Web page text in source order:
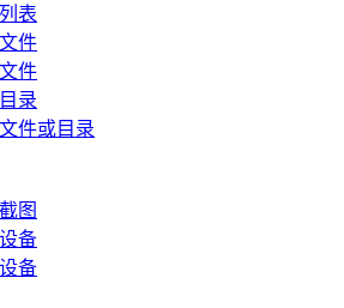
表
件
件
录
件或目录
图
备
备